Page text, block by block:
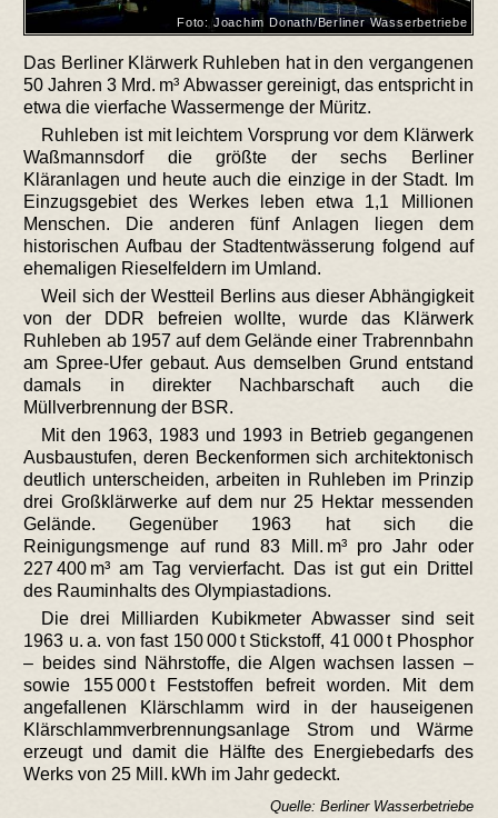
Foto: Joachim Donath/Berliner Wasserbetriebe
Das Berliner Klärwerk Ruhleben hat in den vergangenen
50 Jahren 3 Mrd. m³ Abwasser gereinigt, das entspricht in
etwa die vierfache Wassermenge der Müritz.
Ruhleben ist mit leichtem Vorsprung vor dem Klärwerk
Waßmannsdorf die größte der sechs Berliner
Kläranlagen und heute auch die einzige in der Stadt. Im
Einzugsgebiet des Werkes leben etwa 1,1 Millionen
Menschen. Die anderen fünf Anlagen liegen dem
historischen Aufbau der Stadtentwässerung folgend auf
ehemaligen Rieselfeldern im Umland.
Weil sich der Westteil Berlins aus dieser Abhängigkeit
von der DDR befreien wollte, wurde das Klärwerk
Ruhleben ab 1957 auf dem Gelände einer Trabrennbahn
am Spree-Ufer gebaut. Aus demselben Grund entstand
damals in direkter Nachbarschaft auch die
Müllverbrennung der BSR.
Mit den 1963, 1983 und 1993 in Betrieb gegangenen
Ausbaustufen, deren Beckenformen sich architektonisch
deutlich unterscheiden, arbeiten in Ruhleben im Prinzip
drei Großklärwerke auf dem nur 25 Hektar messenden
Gelände. Gegenüber 1963 hat sich die
Reinigungsmenge auf rund 83 Mill. m³ pro Jahr oder
227 400 m³ am Tag vervierfacht. Das ist gut ein Drittel
des Rauminhalts des Olympiastadions.
Die drei Milliarden Kubikmeter Abwasser sind seit
1963 u. a. von fast 150 000 t Stickstoff, 41 000 t Phosphor
– beides sind Nährstoffe, die Algen wachsen lassen –
sowie 155 000 t Feststoffen befreit worden. Mit dem
angefallenen Klärschlamm wird in der hauseigenen
Klärschlammverbrennungsanlage Strom und Wärme
erzeugt und damit die Hälfte des Energiebedarfs des
Werks von 25 Mill. kWh im Jahr gedeckt.
Quelle: Berliner Wasserbetriebe